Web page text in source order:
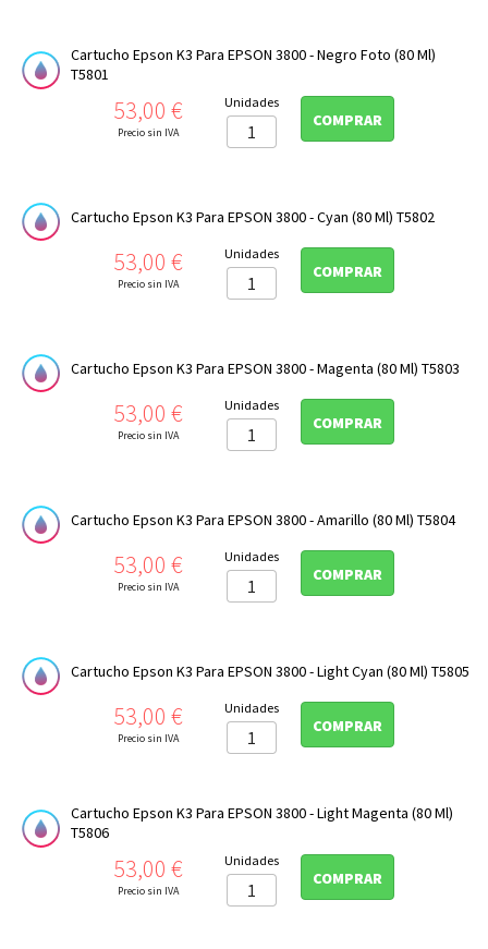
Cartucho Epson K3 Para EPSON 3800 - Negro Foto (80 Ml)
T5801
Precio
53,00 €
Precio sin IVA
Unidades
COMPRAR
Cartucho Epson K3 Para EPSON 3800 - Cyan (80 Ml) T5802
Precio
53,00 €
Precio sin IVA
Unidades
COMPRAR
Cartucho Epson K3 Para EPSON 3800 - Magenta (80 Ml) T5803
Precio
53,00 €
Precio sin IVA
Unidades
COMPRAR
Cartucho Epson K3 Para EPSON 3800 - Amarillo (80 Ml) T5804
Precio
53,00 €
Precio sin IVA
Unidades
COMPRAR
Cartucho Epson K3 Para EPSON 3800 - Light Cyan (80 Ml) T5805
Precio
53,00 €
Precio sin IVA
Unidades
COMPRAR
Cartucho Epson K3 Para EPSON 3800 - Light Magenta (80 Ml)
T5806
Precio
53,00 €
Precio sin IVA
Unidades
COMPRAR